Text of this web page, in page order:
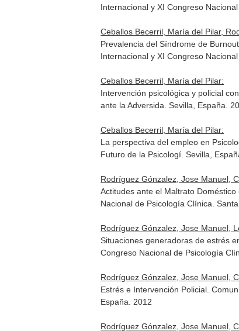
Internacional y XI Congreso
Ceballos Becerril, María del Pilar,
Prevalencia del Síndrome de
Internacional y XI Congreso
Ceballos Becerril, María del Pilar:
Intervención psicológica y policial
ante la Adversida. Sevilla, España.
Ceballos Becerril, María del Pilar:
La perspectiva del empleo en
Futuro de la Psicologí. Sevilla,
Rodríguez Gónzalez, Jose Manuel,
Actitudes ante el Maltrato
Nacional de Psicología Clínica.
Rodríguez Gónzalez, Jose Manuel,
Situaciones generadoras de estrés
Congreso Nacional de Psicología
Rodríguez Gónzalez, Jose Manuel,
Estrés e Intervención Policial.
España. 2012
Rodríguez Gónzalez, Jose Manuel,